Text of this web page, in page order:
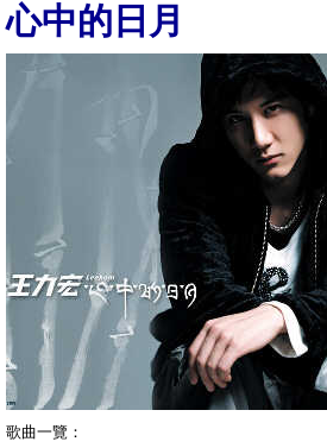
心中的日月
歌曲一覽：